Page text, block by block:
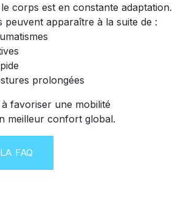
corps est en constante adaptation.
peuvent apparaître à la suite de :
prolongées
à favoriser une mobilité
meilleur confort global.
FAQ